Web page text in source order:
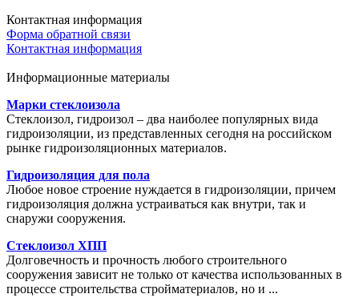
Контактная информация
Форма обратной связи
Контактная информация
Информационные материалы
Марки стеклоизола
Стеклоизол, гидроизол – два наиболее популярных вида
гидроизоляции, из представленных сегодня на российском
рынке гидроизоляционных материалов.
Гидроизоляция для пола
Любое новое строение нуждается в гидроизоляции, причем
гидроизоляция должна устраиваться как внутри, так и
снаружи сооружения.
Стеклоизол ХПП
Долговечность и прочность любого строительного
сооружения зависит не только от качества использованных в
процессе строительства стройматериалов, но и ...